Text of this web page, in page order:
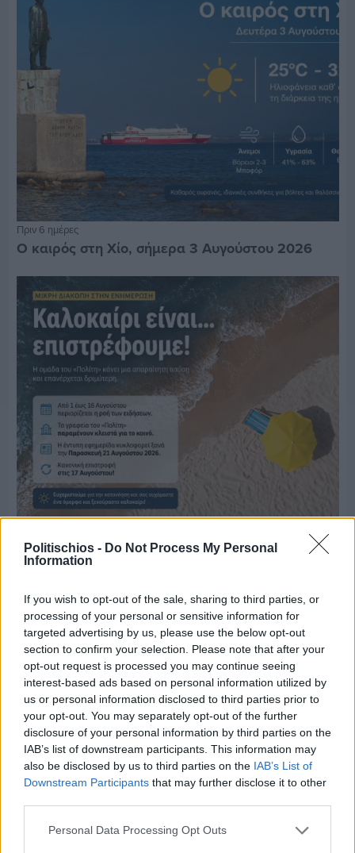
Politischios - Do Not Process My Personal
Information
If you wish to opt-out of the sale, sharing to third parties, or
processing of your personal or sensitive information for
targeted advertising by us, please use the below opt-out
section to confirm your selection. Please note that after your
opt-out request is processed you may continue seeing
interest-based ads based on personal information utilized by
us or personal information disclosed to third parties prior to
your opt-out. You may separately opt-out of the further
disclosure of your personal information by third parties on the
IAB’s list of downstream participants. This information may
also be disclosed by us to third parties on the IAB’s List of
Downstream Participants that may further disclose it to other
Personal Data Processing Opt Outs
Πριν 6 ημέρες
Ο καιρός στη Χίο, σήμερα 3 Αυγούστου 2026
Μία μικρή αλλά αναγκαία ανάπαυλα για την
ομάδα του «Πολίτη»
Πριν 8 ημέρες